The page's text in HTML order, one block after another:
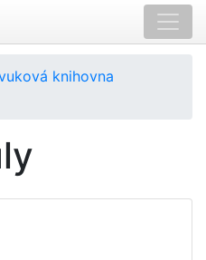
knihovna